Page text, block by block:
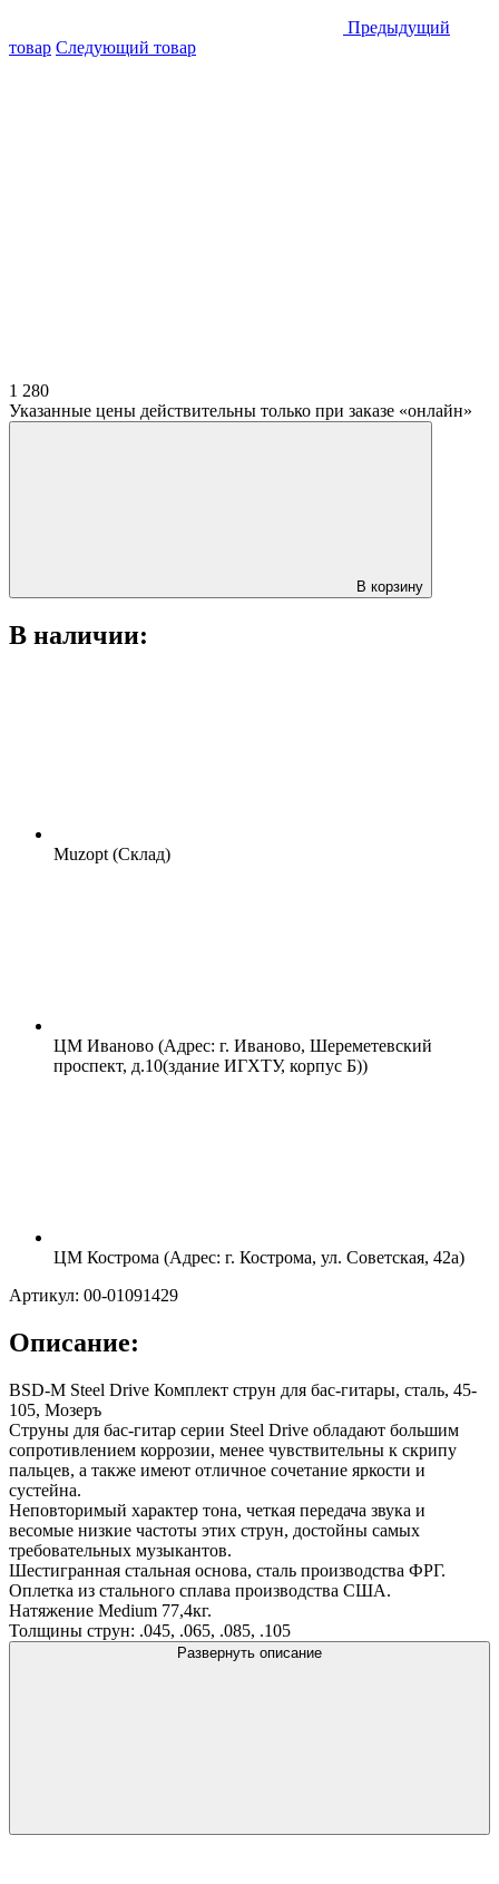
Предыдущий
товар Следующий товар
1 280
Указанные цены действительны только при заказе «онлайн»
В корзину
В наличии:
Muzopt (Склад)
ЦМ Иваново (Адрес: г. Иваново, Шереметевский
проспект, д.10(здание ИГХТУ, корпус Б))
ЦМ Кострома (Адрес: г. Кострома, ул. Советская, 42а)
Артикул: 00-01091429
Описание:
BSD-M Steel Drive Комплект струн для бас-гитары, сталь, 45-
105, Мозеръ
Струны для бас-гитар серии Steel Drive обладают большим
сопротивлением коррозии, менее чувствительны к скрипу
пальцев, а также имеют отличное сочетание яркости и
сустейна.
Неповторимый характер тона, четкая передача звука и
весомые низкие частоты этих струн, достойны самых
требовательных музыкантов.
Шестигранная стальная основа, сталь производства ФРГ.
Оплетка из стального сплава производства США.
Натяжение Medium 77,4кг.
Толщины струн: .045, .065, .085, .105
Развернуть описание